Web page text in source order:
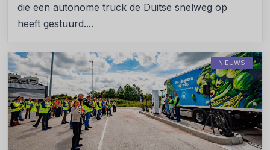
die een autonome truck de Duitse snelweg op
heeft gestuurd....
NIEUWS